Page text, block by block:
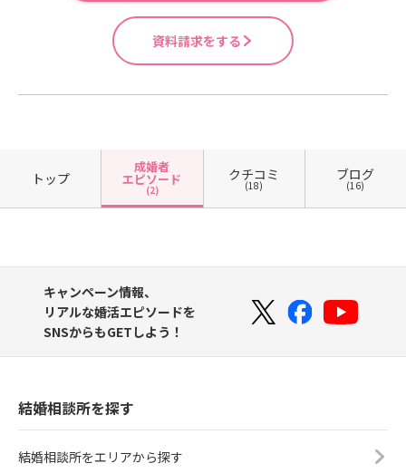
資料請求をする
トップ
成婚者
エピソード
(2)
クチコミ
(18)
ブログ
(16)
キャンペーン情報、
リアルな婚活エピソードを
SNSからもGETしよう！
結婚相談所を探す
結婚相談所をエリアから探す